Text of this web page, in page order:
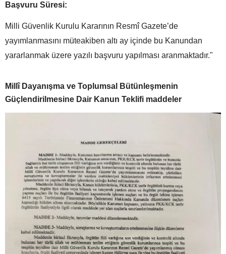
Başvuru Süresi:
Milli Güvenlik Kurulu Kararının Resmî Gazete’de
yayımlanmasını müteakiben altı ay içinde bu Kanundan
yararlanmak üzere yazılı başvuru yapılması aranmaktadır."
Millî Dayanışma ve Toplumsal Bütünleşmenin
Güçlendirilmesine Dair Kanun Teklifi maddeler